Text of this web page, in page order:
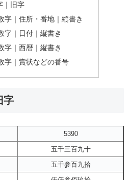
｜旧字
字｜住所・番地｜縦書き
字｜日付｜縦書き
字｜西暦｜縦書き
字｜賞状などの番号
字
5390
五千三百九十
五千参百九拾